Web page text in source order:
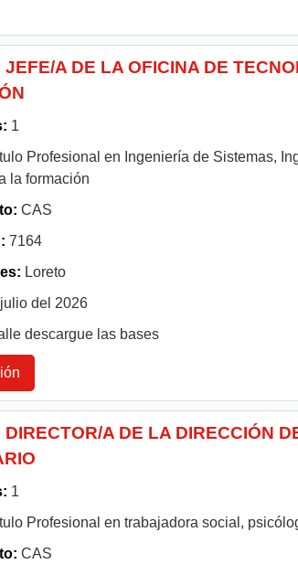
JEFE/A DE LA OFICINA DE
1
Profesional en Ingeniería de Sistemas,
la formación
CAS
7164
Loreto
del 2026
descargue las bases
DIRECTOR/A DE LA DIRECCIÓN
1
Profesional en trabajadora social,
CAS